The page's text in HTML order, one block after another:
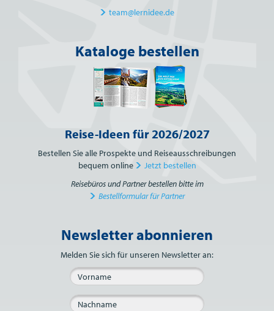
team@lernidee.de
Kataloge bestellen
Reise-Ideen für 2026/2027
Bestellen Sie alle Prospekte und Reiseausschreibungen
bequem online
Jetzt bestellen
Reisebüros und Partner bestellen bitte im
Bestellformular für Partner
Bitte nicht ausfüllen.
Newsletter abonnieren
Melden Sie sich für unseren Newsletter an: